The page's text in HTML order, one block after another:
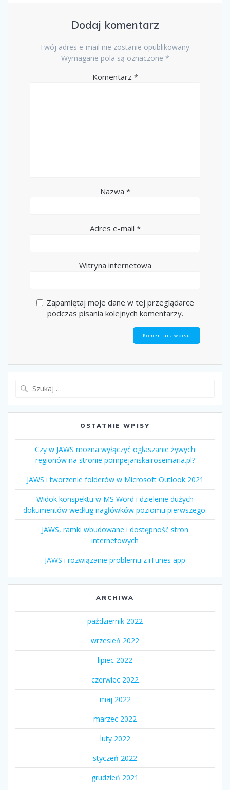
Dodaj komentarz
Twój adres e-mail nie zostanie opublikowany.
Wymagane pola są oznaczone *
Komentarz *
Nazwa *
Adres e-mail *
Witryna internetowa
Zapamiętaj moje dane w tej przeglądarce
podczas pisania kolejnych komentarzy.
OSTATNIE WPISY
Czy w JAWS można wyłączyć ogłaszanie żywych
regionów na stronie pompejanska.rosemaria.pl?
JAWS i tworzenie folderów w Microsoft Outlook 2021
Widok konspektu w MS Word i dzielenie dużych
dokumentów według nagłówków poziomu pierwszego.
JAWS, ramki wbudowane i dostępność stron
internetowych
JAWS i rozwiązanie problemu z iTunes app
ARCHIWA
październik 2022
wrzesień 2022
lipiec 2022
czerwiec 2022
maj 2022
marzec 2022
luty 2022
styczeń 2022
grudzień 2021